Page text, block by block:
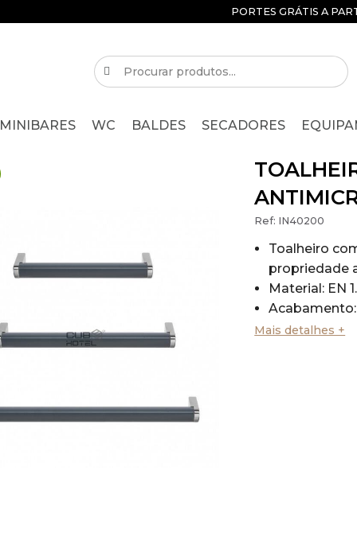
PORTES GRÁTIS A
MINIBARES WC BALDES SECADORES
Ref: IN40200
Toalheiro
propriedade
Material: EN
Tamanhos:
Cores
Mais detalhes +